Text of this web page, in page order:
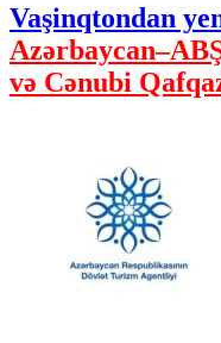
Vaşinqtondan
və Cənubi